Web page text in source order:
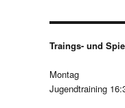
Traings- und
Montag
Jugendtraining